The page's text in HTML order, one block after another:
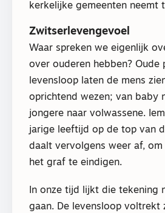
kerkelijke gemeenten neemt
Zwitserlevengevoel
Waar spreken we eigenlijk
over ouderen hebben? Oude
levensloop laten de mens
oprichtend wezen; van baby
jongere naar volwassene.
jarige leeftijd op de top van
daalt vervolgens weer af,
het graf te eindigen.
In onze tijd lijkt die tekening
gaan. De levensloop voltrekt